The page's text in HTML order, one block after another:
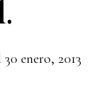
30 enero, 2013